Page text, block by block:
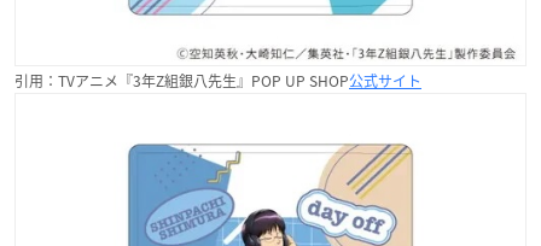
引用：TVアニメ『3年Z組銀八先生』POP UP SHOP公式サイト